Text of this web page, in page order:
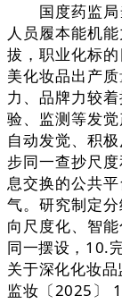
国度药监局
人员履本能机
拔，职业化标
美化妆品出产
力、品牌力较
验、监测等发
自动发觉、积
步同一查抄尺
息交换的公共
气。研究制定
向尺度化、智
同一摆设，10.
关于深化化妆
监妆〔2025〕